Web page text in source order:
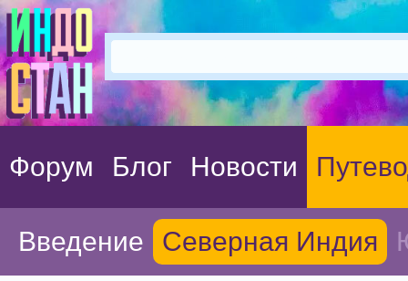
Форум Блог Новости
Введение Северная Индия